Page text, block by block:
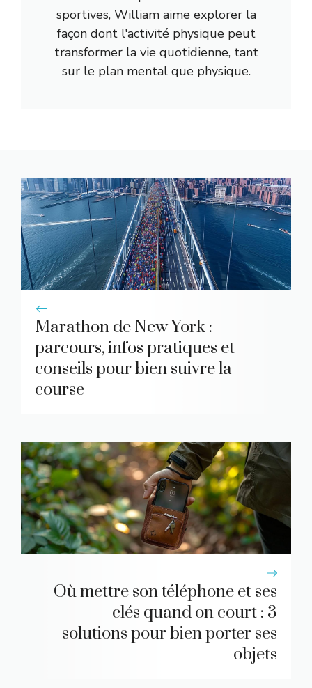
sportives, William aime explorer la
façon dont l'activité physique peut
transformer la vie quotidienne, tant
sur le plan mental que physique.
Marathon de New York :
parcours, infos pratiques et
conseils pour bien suivre la
course
Où mettre son téléphone et ses
clés quand on court : 3
solutions pour bien porter ses
objets